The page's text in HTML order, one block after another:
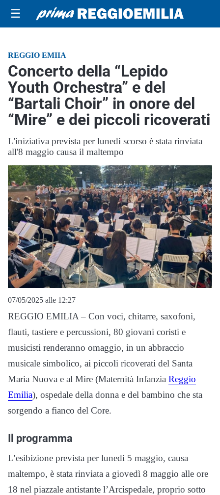
☰
REGGIO EMIIA
Concerto della “Lepido
Youth Orchestra” e del
“Bartali Choir” in onore del
“Mire” e dei piccoli ricoverati
L'iniziativa prevista per lunedi scorso è stata rinviata
all'8 maggio causa il maltempo
07/05/2025 alle 12:27
REGGIO EMILIA – Con voci, chitarre, saxofoni,
flauti, tastiere e percussioni, 80 giovani coristi e
musicisti renderanno omaggio, in un abbraccio
musicale simbolico, ai piccoli ricoverati del Santa
Maria Nuova e al Mire (Maternità Infanzia Reggio
Emilia), ospedale della donna e del bambino che sta
sorgendo a fianco del Core.
Il programma
L’esibizione prevista per lunedì 5 maggio, causa
maltempo, è stata rinviata a giovedì 8 maggio alle ore
18 nel piazzale antistante l’Arcispedale, proprio sotto